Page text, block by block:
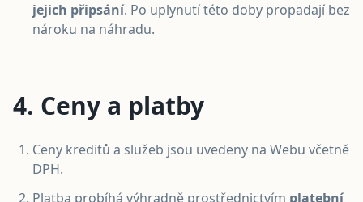
jejich připsání. Po uplynutí této doby propadají bez
nároku na náhradu.
4. Ceny a platby
Ceny kreditů a služeb jsou uvedeny na Webu včetně
DPH.
Platba probíhá výhradně prostřednictvím platební